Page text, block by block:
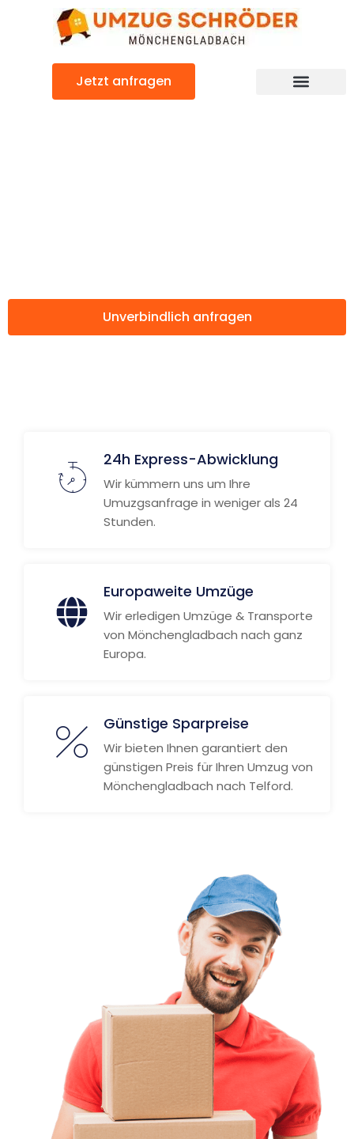
Jetzt anfragen
Unverbindlich anfragen
24h Express-Abwicklung
Wir kümmern uns um Ihre
Umuzgsanfrage in weniger als 24
Stunden.
Europaweite Umzüge
Wir erledigen Umzüge & Transporte
von Mönchengladbach nach ganz
Europa.
Günstige Sparpreise
Wir bieten Ihnen garantiert den
günstigen Preis für Ihren Umzug von
Mönchengladbach nach Telford.